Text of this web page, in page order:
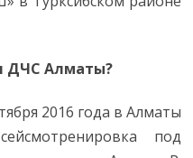
ДЧС Алматы?
2016 года в Алматы
под